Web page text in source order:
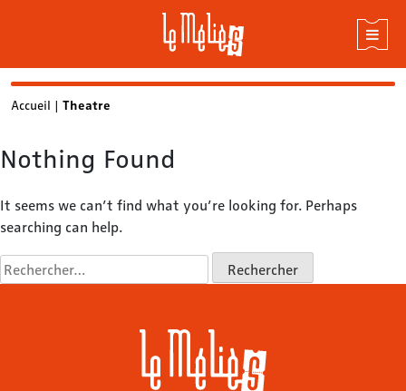
Skip
content
Accueil | Theatre
Nothing Found
It seems we can’t find what you’re looking for. Perhaps
searching can help.
Rechercher :